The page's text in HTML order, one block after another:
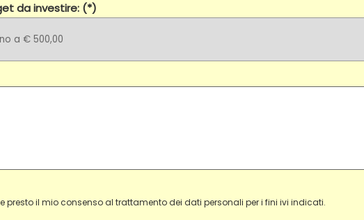
da investire: (*)
e presto il mio consenso al trattamento dei dati personali per i fini ivi indicati.